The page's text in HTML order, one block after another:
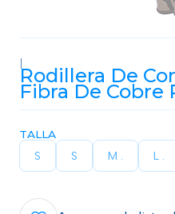
|
Rodillera De
Fibra De Cobre
TALLA
S S M . L .